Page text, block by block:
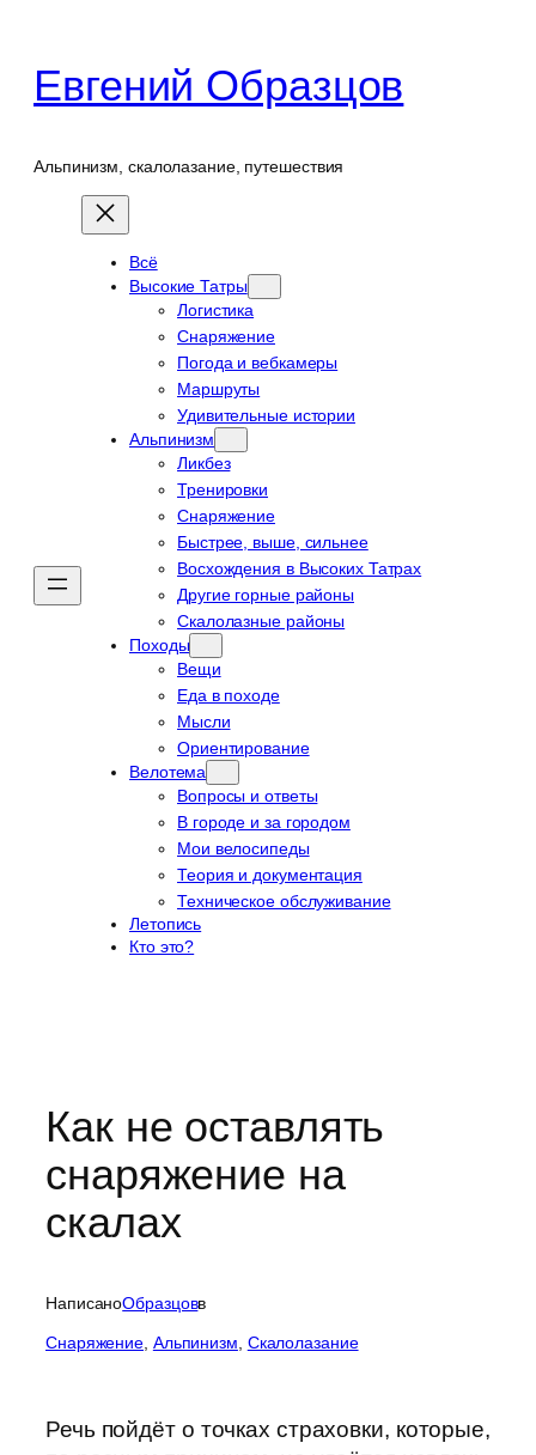
содержимому
Евгений Образцов
Альпинизм, скалолазание, путешествия
Всё
Высокие Татры
Логистика
Снаряжение
Погода и вебкамеры
Маршруты
Удивительные истории
Альпинизм
Ликбез
Тренировки
Снаряжение
Быстрее, выше, сильнее
Восхождения в Высоких Татрах
Другие горные районы
Скалолазные районы
Походы
Вещи
Еда в походе
Мысли
Ориентирование
Велотема
Вопросы и ответы
В городе и за городом
Мои велосипеды
Теория и документация
Техническое обслуживание
Летопись
Кто это?
Как не оставлять
снаряжение на
скалах
НаписаноОбразцовв
Cнаряжение, Альпинизм, Скалолазание
Речь пойдёт о точках страховки, которые,